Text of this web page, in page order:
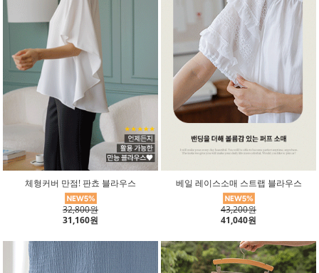
체형커버 만점! 판쵸 블라우스
32,800원
31,160원
베일 레이스소매 스트랩 블라우스
43,200원
41,040원